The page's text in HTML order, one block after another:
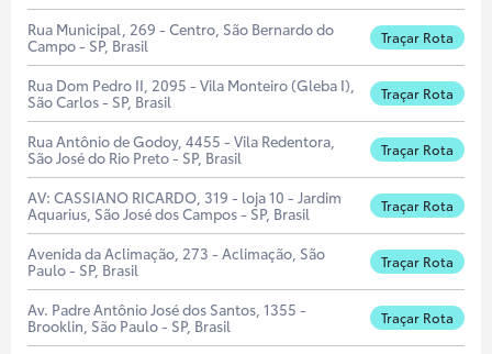
Rua Municipal, 269 - Centro, São Bernardo do
Campo - SP, Brasil
Traçar Rota
Rua Dom Pedro II, 2095 - Vila Monteiro (Gleba I),
São Carlos - SP, Brasil
Traçar Rota
Rua Antônio de Godoy, 4455 - Vila Redentora,
São José do Rio Preto - SP, Brasil
Traçar Rota
AV: CASSIANO RICARDO, 319 - loja 10 - Jardim
Aquarius, São José dos Campos - SP, Brasil
Traçar Rota
Avenida da Aclimação, 273 - Aclimação, São
Paulo - SP, Brasil
Traçar Rota
Av. Padre Antônio José dos Santos, 1355 -
Brooklin, São Paulo - SP, Brasil
Traçar Rota